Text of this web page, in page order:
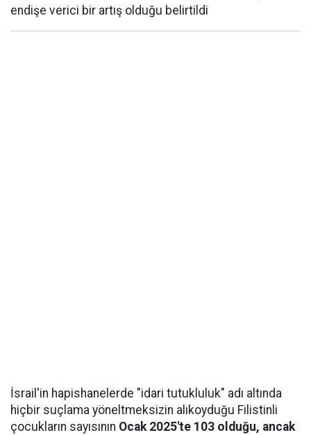
endişe verici bir artış olduğu belirtildi
İsrail'in hapishanelerde "idari tutukluluk" adı altında
hiçbir suçlama yöneltmeksizin alıkoyduğu Filistinli
çocukların sayısının Ocak 2025'te 103 olduğu, ancak